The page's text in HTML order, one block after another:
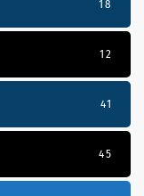
18
12
41
45